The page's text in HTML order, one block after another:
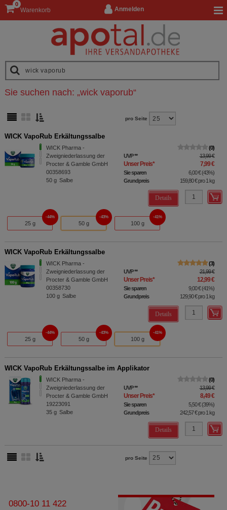
Anmelden
Warenkorb
0
Sie suchen nach: „wick vaporub“
pro Seite
WICK VapoRub Erkältungssalbe
WICK Pharma -
Zweigniederlassung der
Procter & Gamble GmbH
00358693
50 g Salbe
0
UVP** 13,99 €
Unser Preis* 7,99 €
Sie sparen 6,00 €(43%)
Grundpreis
159,80 €pro 1 kg
Details
25 g
44%
50 g
43%
100 g
41%
WICK VapoRub Erkältungssalbe
WICK Pharma -
Zweigniederlassung der
Procter & Gamble GmbH
00358730
100 g Salbe
3
UVP** 21,99 €
Unser Preis* 12,99 €
Sie sparen 9,00 €(41%)
Grundpreis
129,90 €pro 1 kg
Details
25 g
44%
50 g
43%
100 g
41%
WICK VapoRub Erkältungssalbe im Applikator
WICK Pharma -
Zweigniederlassung der
Procter & Gamble GmbH
19223091
35 g Salbe
0
UVP** 13,99 €
Unser Preis* 8,49 €
Sie sparen 5,50 €(39%)
Grundpreis
242,57 €pro 1 kg
Details
pro Seite
0800-10 11 422